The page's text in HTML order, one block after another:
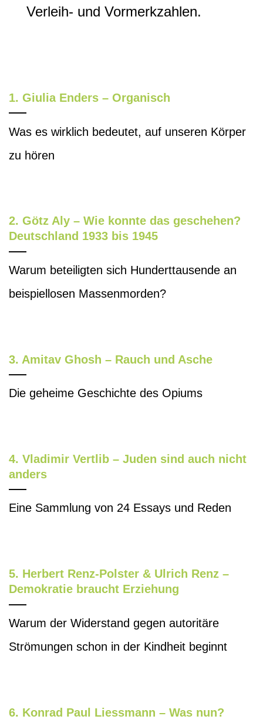
Verleih- und Vormerkzahlen.
1. Giulia Enders – Organisch
Was es wirklich bedeutet, auf unseren Körper
zu hören
2. Götz Aly – Wie konnte das geschehen?
Deutschland 1933 bis 1945
Warum beteiligten sich Hunderttausende an
beispiellosen Massenmorden?
3. Amitav Ghosh – Rauch und Asche
Die geheime Geschichte des Opiums
4. Vladimir Vertlib – Juden sind auch nicht
anders
Eine Sammlung von 24 Essays und Reden
5. Herbert Renz-Polster & Ulrich Renz –
Demokratie braucht Erziehung
Warum der Widerstand gegen autoritäre
Strömungen schon in der Kindheit beginnt
6. Konrad Paul Liessmann – Was nun?